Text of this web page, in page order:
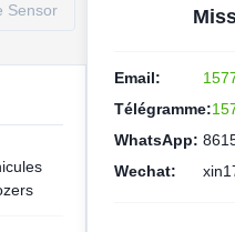
Sensor
Email:
Télégramme:
WhatsApp:
Wechat: